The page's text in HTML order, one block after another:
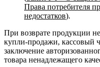
Права потребителя
недостатков).
При возврате продукции
купли-продажи, кассовый
заключение
товара ненадлежащего